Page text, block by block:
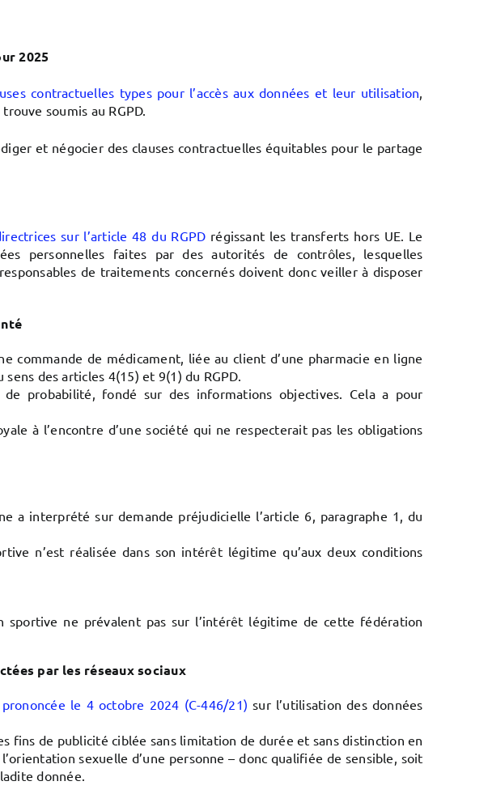
2025
contractuelles types pour l’accès aux données et leur utilisation,
soumis au RGPD.
et négocier des clauses contractuelles équitables pour le partage
sur l’article 48 du RGPD régissant les transferts hors UE. Le
personnelles faites par des autorités de contrôles, lesquelles
de traitements concernés doivent donc veiller à disposer
commande de médicament, liée au client d’une pharmacie en ligne
des articles 4(15) et 9(1) du RGPD.
probabilité, fondé sur des informations objectives. Cela a pour
à l’encontre d’une société qui ne respecterait pas les obligations
a interprété sur demande préjudicielle l’article 6, paragraphe 1, du
n’est réalisée dans son intérêt légitime qu’aux deux conditions
ne prévalent pas sur l’intérêt légitime de cette fédération
par les réseaux sociaux
prononcée le 4 octobre 2024 (C-446/21) sur l’utilisation des données
fins de publicité ciblée sans limitation de durée et sans distinction en
sexuelle d’une personne – donc qualifiée de sensible, soit
donnée.